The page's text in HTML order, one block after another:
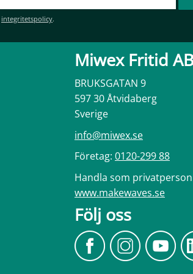
integritetspolicy.
Miwex Fritid AB
BRUKSGATAN 9
597 30 Åtvidaberg
Sverige
info@miwex.se
Företag: 0120-299 88
Handla som
www.makewaves.se
Följ oss